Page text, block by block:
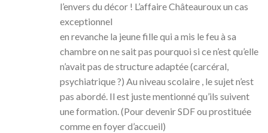
l’envers du décor ! L’affaire Châteauroux un cas
exceptionnel
en revanche la jeune fille qui a mis le feu à sa
chambre on ne sait pas pourquoi si ce n’est qu’elle
n’avait pas de structure adaptée (carcéral,
psychiatrique ?) Au niveau scolaire , le sujet n’est
pas abordé. Il est juste mentionné qu’ils suivent
une formation. (Pour devenir SDF ou prostituée
comme en foyer d’accueil)